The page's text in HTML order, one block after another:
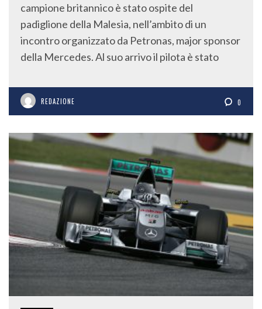
campione britannico è stato ospite del
padiglione della Malesia, nell’ambito di un
incontro organizzato da Petronas, major sponsor
della Mercedes. Al suo arrivo il pilota è stato
REDAZIONE 0